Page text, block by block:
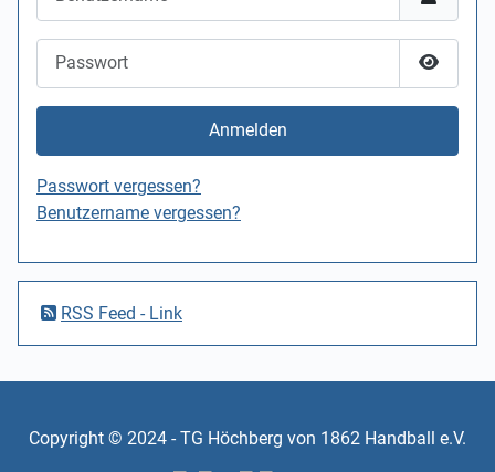
Anmelden
Passwort vergessen?
Benutzername vergessen?
RSS Feed - Link
Copyright © 2024 - TG Höchberg von 1862 Handball e.V.